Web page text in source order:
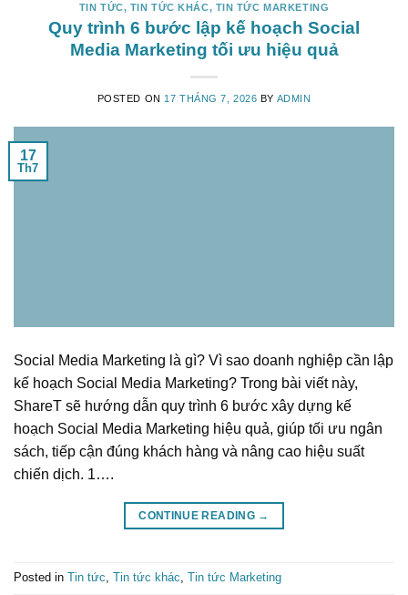
TIN TỨC, TIN TỨC KHÁC, TIN TỨC MARKETING
Quy trình 6 bước lập kế hoạch Social
Media Marketing tối ưu hiệu quả
POSTED ON17 THÁNG 7, 2026 BY ADMIN
17
Th7
Social Media Marketing là gì? Vì sao doanh nghiệp cần lập
kế hoạch Social Media Marketing? Trong bài viết này,
ShareT sẽ hướng dẫn quy trình 6 bước xây dựng kế
hoạch Social Media Marketing hiệu quả, giúp tối ưu ngân
sách, tiếp cận đúng khách hàng và nâng cao hiệu suất
chiến dịch. 1….
CONTINUE READING →
Posted in Tin tức, Tin tức khác, Tin tức Marketing